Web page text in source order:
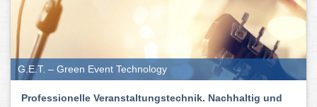
G.E.T. – Green Event Technology
Professionelle Veranstaltungstechnik. Nachhaltig und